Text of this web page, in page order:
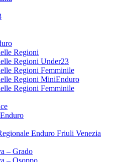
Regioni
Regioni Under23
Regioni Femminile
Regioni MiniEnduro
Regioni Femminile
Enduro Friuli Venezia
– Grado
– Osoppo